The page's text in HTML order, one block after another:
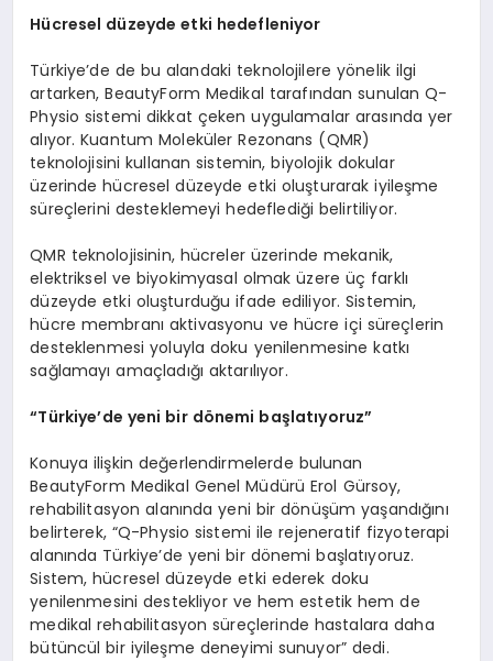
Hücresel düzeyde etki hedefleniyor
Türkiye’de de bu alandaki teknolojilere yönelik ilgi
artarken, BeautyForm Medikal tarafından sunulan Q-
Physio sistemi dikkat çeken uygulamalar arasında yer
alıyor. Kuantum Moleküler Rezonans (QMR)
teknolojisini kullanan sistemin, biyolojik dokular
üzerinde hücresel düzeyde etki oluşturarak iyileşme
süreçlerini desteklemeyi hedeflediği belirtiliyor.
QMR teknolojisinin, hücreler üzerinde mekanik,
elektriksel ve biyokimyasal olmak üzere üç farklı
düzeyde etki oluşturduğu ifade ediliyor. Sistemin,
hücre membranı aktivasyonu ve hücre içi süreçlerin
desteklenmesi yoluyla doku yenilenmesine katkı
sağlamayı amaçladığı aktarılıyor.
“Türkiye’de yeni bir dönemi başlatıyoruz”
Konuya ilişkin değerlendirmelerde bulunan
BeautyForm Medikal Genel Müdürü Erol Gürsoy,
rehabilitasyon alanında yeni bir dönüşüm yaşandığını
belirterek, “Q-Physio sistemi ile rejeneratif fizyoterapi
alanında Türkiye’de yeni bir dönemi başlatıyoruz.
Sistem, hücresel düzeyde etki ederek doku
yenilenmesini destekliyor ve hem estetik hem de
medikal rehabilitasyon süreçlerinde hastalara daha
bütüncül bir iyileşme deneyimi sunuyor” dedi.